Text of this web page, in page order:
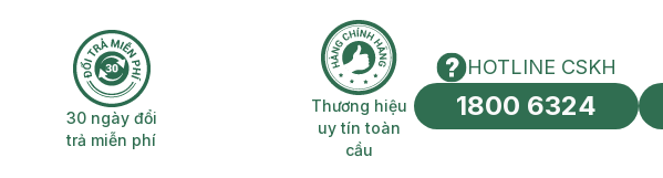
2H 30 ngày đổi trả miễn phí
30 ngày đổi
trả miễn phí
Thương hiệu uy tín toàn cầu
Thương hiệu
uy tín toàn
cầu
HOTLINE CSKH
HOTLINE CSKH
1800 6324